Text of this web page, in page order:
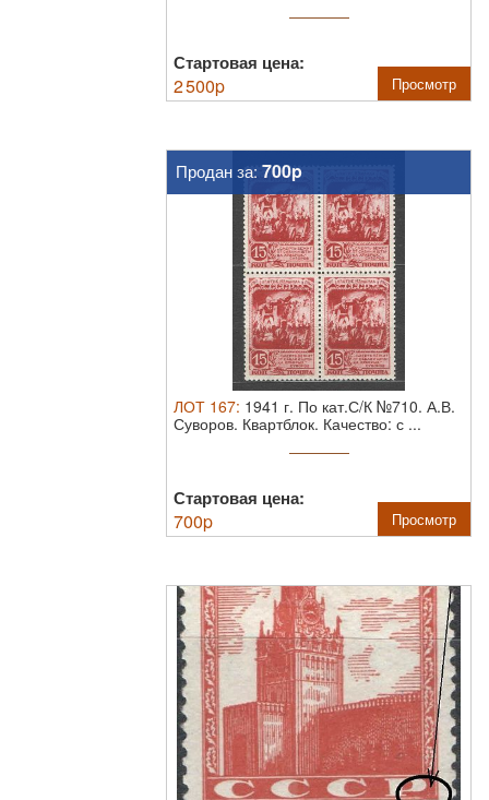
Стартовая цена:
2 500p Просмотр
Продан за: 700p
ЛОТ 167: 1941 г. По кат.С/К №710. А.В.
Суворов. Квартблок. Качество: с ...
Стартовая цена:
700p Просмотр